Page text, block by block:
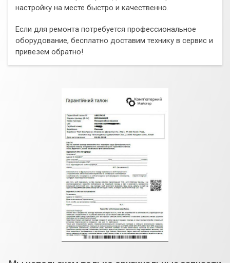
настройку на месте быстро и качественно.
Если для ремонта потребуется профессиональное
оборудование, бесплатно доставим технику в сервис и
привезем обратно!